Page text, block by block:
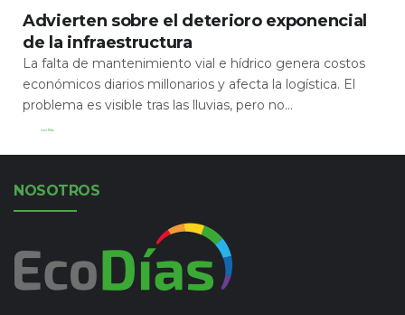
Advierten sobre el deterioro exponencial
de la infraestructura
La falta de mantenimiento vial e hídrico genera costos
económicos diarios millonarios y afecta la logística. El
problema es visible tras las lluvias, pero no...
Leer Más
NOSOTROS